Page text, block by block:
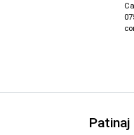
Patinaj